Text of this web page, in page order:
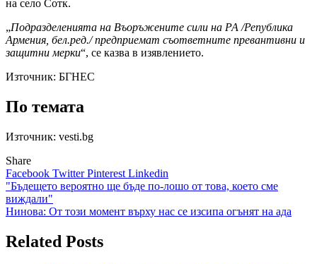
на село Сотк.
„Подразделенията на Въоръжените сили на РА /Република
Армения, бел.ред./ предприемат съответните превантивни и
защитни мерки“, се казва в изявлението.
Източник: БГНЕС
По темата
Източник: vesti.bg
Share
Facebook TwitterPinterest Linkedin
Навигация
"Бъдещето вероятно ще бъде по-лошо от това, което сме
виждали"
Нинова: От този момент върху нас се изсипа огънят на ада
Related Posts